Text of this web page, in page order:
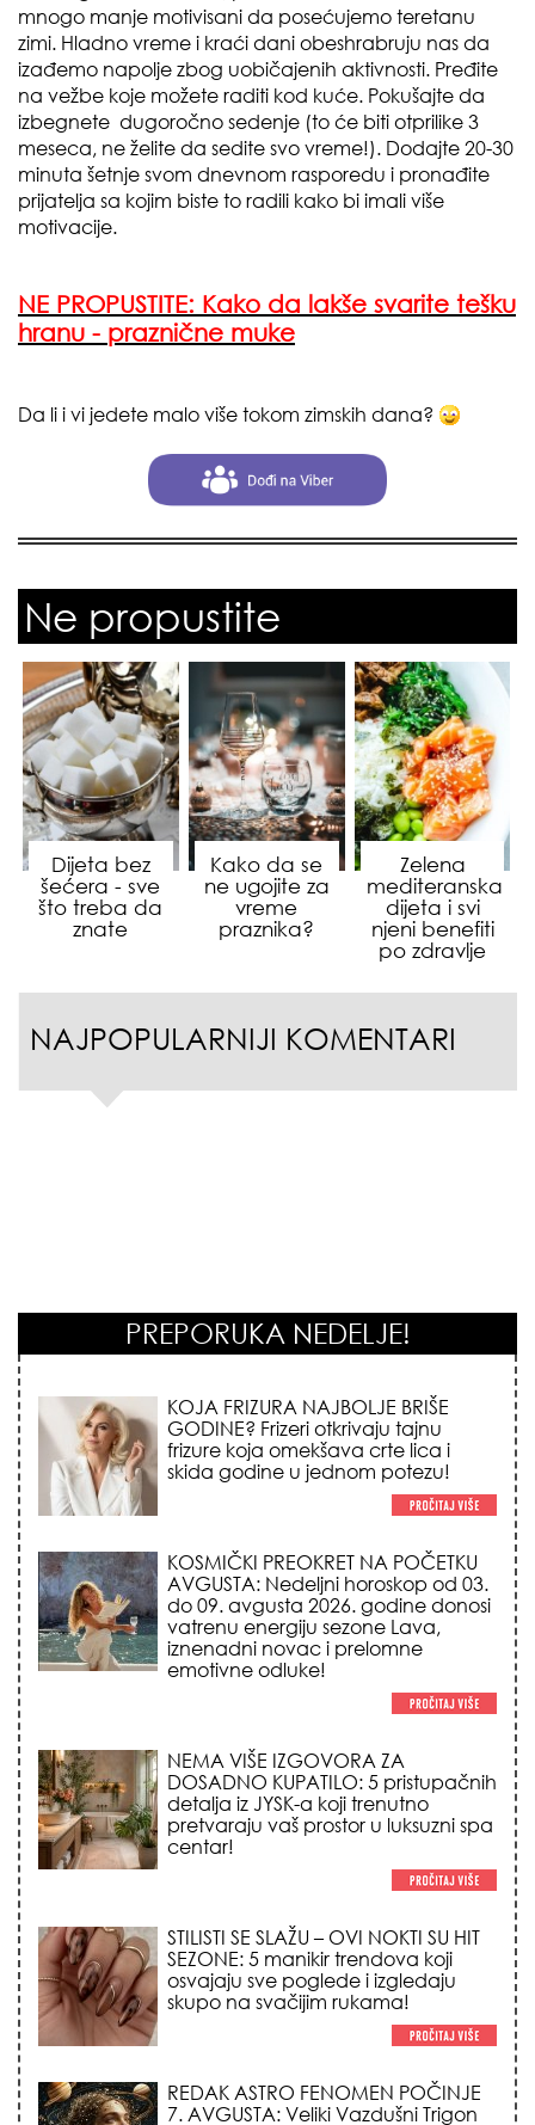
mnogo manje motivisani da posećujemo teretanu
zimi. Hladno vreme i kraći dani obeshrabruju nas da
izađemo napolje zbog uobičajenih aktivnosti. Pređite
na vežbe koje možete raditi kod kuće. Pokušajte da
izbegnete dugoročno sedenje (to će biti otprilike 3
meseca, ne želite da sedite svo vreme!). Dodajte 20-30
minuta šetnje svom dnevnom rasporedu i pronađite
prijatelja sa kojim biste to radili kako bi imali više
motivacije.
NE PROPUSTITE: Kako da lakše svarite tešku
hranu - praznične muke
Da li i vi jedete malo više tokom zimskih dana?
Ne propustite
Dijeta bez
šećera - sve
što treba da
znate
Kako da se
ne ugojite za
vreme
praznika?
Zelena
mediteranska
dijeta i svi
njeni benefiti
po zdravlje
NAJPOPULARNIJI KOMENTARI
PREPORUKA NEDELJE!
KOSMIČKI PREOKRET NA POČETKU
AVGUSTA: Nedeljni horoskop od 03.
do 09. avgusta 2026. godine donosi
vatrenu energiju sezone Lava,
iznenadni novac i prelomne
NEMA VIŠE IZGOVORA ZA
DOSADNO KUPATILO: 5 pristupačnih
detalja iz JYSK-a koji trenutno
pretvaraju vaš prostor u luksuzni spa
STILISTI SE SLAŽU – OVI NOKTI SU HIT
SEZONE: 5 manikir trendova koji
osvajaju sve poglede i izgledaju
skupo na svačijim rukama!
REDAK ASTRO FENOMEN POČINJE
7. AVGUSTA: Veliki Vazdušni Trigon
otvara kapiju sreće i menja sudbinu
za 3 znaka!
LJUDI U SRBIJI MASOVNO KUPUJU
OVO ČUDO OD 200 DINARA: Trik sa